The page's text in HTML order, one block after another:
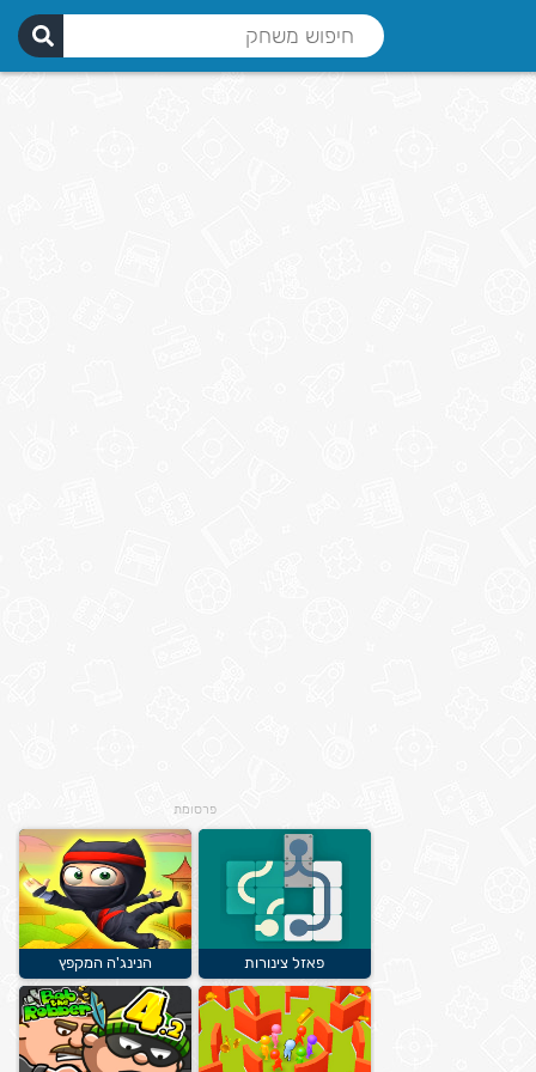
פרסומת
פאזל צינורות הנינג'ה המקפץ